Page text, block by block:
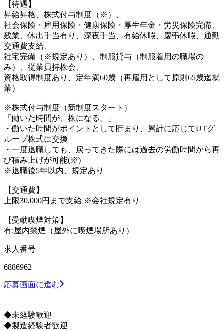
【待遇】
昇給昇格、株式付与制度（※）、
社会保険・雇用保険・健康保険・厚生年金・労災保険完備、
残業、休出手当有り、深夜手当、有給休暇、慶弔休暇、通勤
交通費支給、
社宅完備（※規定あり）、制服貸与（制服着用の職場の
み）、従業員持株会、
資格取得制度あり、定年満60歳（再雇用として原則65歳迄就
業）
※株式付与制度（新制度スタート）
「働いた時間が、株になる。」
・働いた時間がポイントとして貯まり、累計に応じてUTグ
ループ株式に交換
・一度退職しても、戻ってきた際には過去の労働時間から再
び積み上げが可能(※)
※退職後5年以内、規定あり
【交通費】
上限30,000円まで支給 ※会社規定有り
【受動喫煙対策】
有:屋内禁煙（屋外に喫煙場所あり）
求人番号
6886962
応募画面に進む
◆未経験歓迎
◆製造経験者歓迎